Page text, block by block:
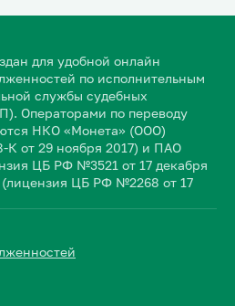
для удобной онлайн
по исполнительным
службы судебных
Операторами по переводу
НКО «Монета» (ООО)
от 29 ноября 2017) и ПАО
ЦБ РФ №3521 от 17 декабря
ЦБ РФ №2268 от 17